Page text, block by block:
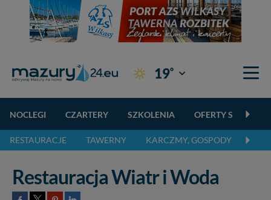
19° Giżycko
NOCLEGI CZARTERY SZKOLENIA OFERTY
RESTAURACJE TAWERNY KARCZMY, GOSPODY
Restauracja Wiatr i Woda